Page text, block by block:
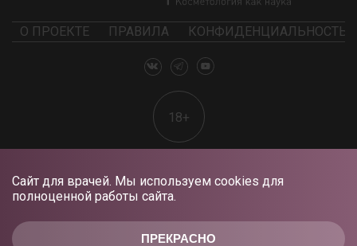
ПРЕКРАСНО
Сайт для врачей. Мы используем cookies для
полноценной работы сайта.
О ПРОЕКТЕ ПРАВИЛА КОНФИДЕНЦИАЛЬНОСТЬ
18+